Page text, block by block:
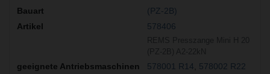
(PZ-2B)
578406
578001 R14
578002 R22